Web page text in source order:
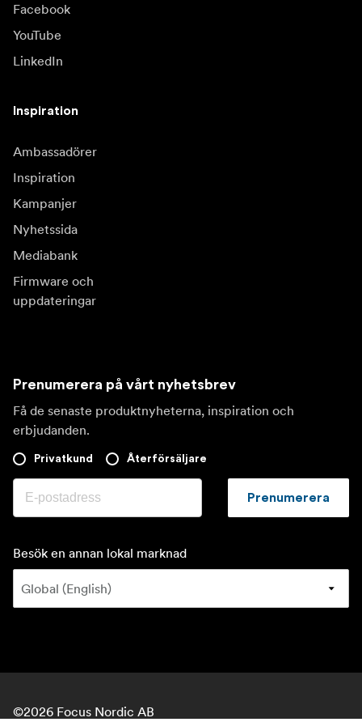
Facebook
YouTube
LinkedIn
Inspiration
Ambassadörer
Inspiration
Kampanjer
Nyhetssida
Mediabank
Firmware och
uppdateringar
Prenumerera på vårt nyhetsbrev
Få de senaste produktnyheterna, inspiration och
erbjudanden.
Privatkund Återförsäljare
Prenumerera
Besök en annan lokal marknad
©2026 Focus Nordic AB